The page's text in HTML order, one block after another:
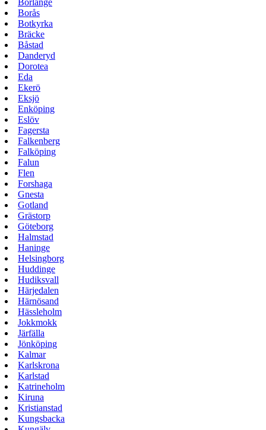
Borlänge
Borås
Botkyrka
Bräcke
Båstad
Danderyd
Dorotea
Eda
Ekerö
Eksjö
Enköping
Eslöv
Fagersta
Falkenberg
Falköping
Falun
Flen
Forshaga
Gnesta
Gotland
Grästorp
Göteborg
Halmstad
Haninge
Helsingborg
Huddinge
Hudiksvall
Härjedalen
Härnösand
Hässleholm
Jokkmokk
Järfälla
Jönköping
Kalmar
Karlskrona
Karlstad
Katrineholm
Kiruna
Kristianstad
Kungsbacka